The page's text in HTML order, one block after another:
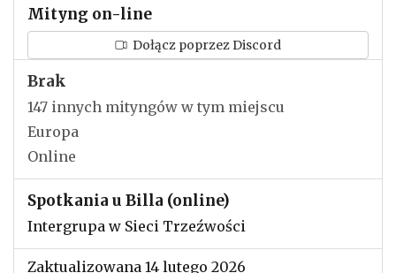
Mityng on-line
Dołącz poprzez Discord
Brak
147 innych mityngów w tym miejscu
Europa
Online
Spotkania u Billa (online)
Intergrupa w Sieci Trzeźwości
Zaktualizowana 14 lutego 2026